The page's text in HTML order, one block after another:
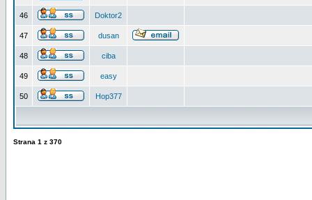
46 Doktor2
47 dusan
48 ciba
49 easy
50 Hop377
Strana 1 z 370